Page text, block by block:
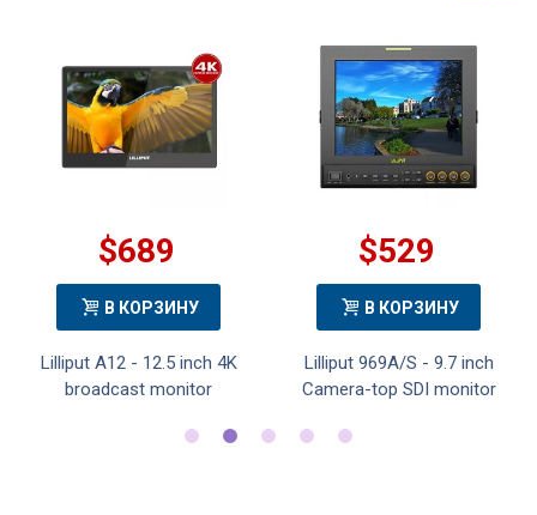
$689
В КОРЗИНУ
Lilliput A12 - 12.5 inch 4K
broadcast monitor
$529
В КОРЗИНУ
Lilliput 969A/S - 9.7 inch
Camera-top SDI monitor